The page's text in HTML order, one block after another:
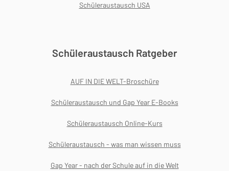
Schüleraustausch USA
Schüleraustausch Ratgeber
AUF IN DIE WELT-Broschüre
Schüleraustausch und Gap Year E-Books
Schüleraustausch Online-Kurs
Schüleraustausch - was man wissen muss
Gap Year - nach der Schule auf in die Welt